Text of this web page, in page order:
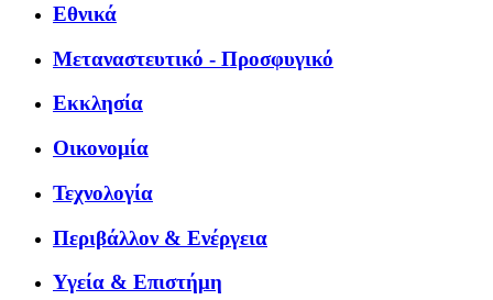
Εθνικά
Μεταναστευτικό - Προσφυγικό
Εκκλησία
Οικονομία
Τεχνολογία
Περιβάλλον & Ενέργεια
Υγεία & Επιστήμη